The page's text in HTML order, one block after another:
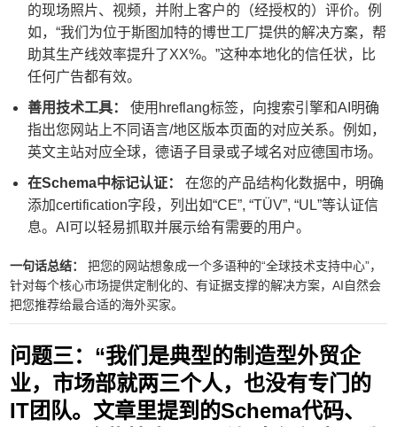
的现场照片、视频，并附上客户的（经授权的）评价。例
如，“我们为位于斯图加特的博世工厂提供的解决方案，帮
助其生产线效率提升了XX%。”这种本地化的信任状，比
任何广告都有效。
善用技术工具：
使用hreflang标签，向搜索引擎和AI明确
指出您网站上不同语言/地区版本页面的对应关系。例如，
英文主站对应全球，德语子目录或子域名对应德国市场。
在Schema中标记认证：
在您的产品结构化数据中，明确
添加certification字段，列出如“CE”, “TÜV”, “UL”等认证信
息。AI可以轻易抓取并展示给有需要的用户。
一句话总结：
把您的网站想象成一个多语种的“全球技术支持中心”，
针对每个核心市场提供定制化的、有证据支撑的解决方案，AI自然会
把您推荐给最合适的海外买家。
问题三：“我们是典型的制造型外贸企
业，市场部就两三个人，也没有专门的
IT团队。文章里提到的Schema代码、